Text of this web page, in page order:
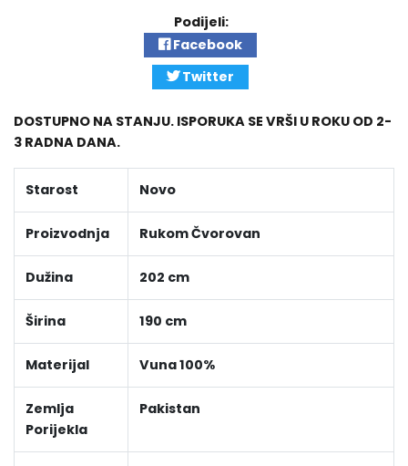
Podijeli:
Facebook
Twitter
DOSTUPNO NA STANJU. ISPORUKA SE VRŠI U ROKU OD 2-
3 RADNA DANA.
Starost Novo
Proizvodnja Rukom Čvorovan
Dužina 202 cm
Širina 190 cm
Materijal Vuna 100%
Zemlja
Porijekla
Pakistan